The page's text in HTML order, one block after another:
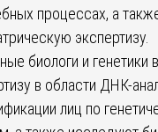
процессах, а
экспертизу.
биологи и генетики
в области ДНК-
лиц по